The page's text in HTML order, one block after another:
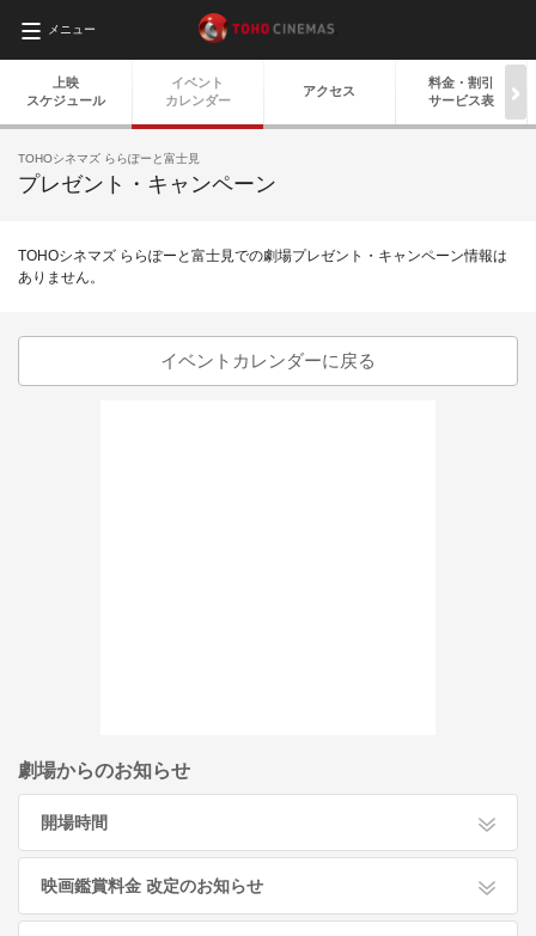
メニュー
上映
スケジュール
イベント
カレンダー
アクセス
料金・ 割引
サービス表
TOHOシネマズ ららぽーと富士見
プレゼント・キャンペーン
TOHOシネマズ ららぽーと富士見での劇場プレゼント・キャンペーン情報は
ありません。
イベントカレンダーに戻る
劇場からのお知らせ
開場時間
映画鑑賞料金 改定のお知らせ